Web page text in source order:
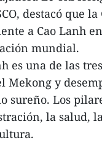
destacó que
a Cao Lanh
mundial.
es una de las
Mekong y
sureño. Los
la salud,